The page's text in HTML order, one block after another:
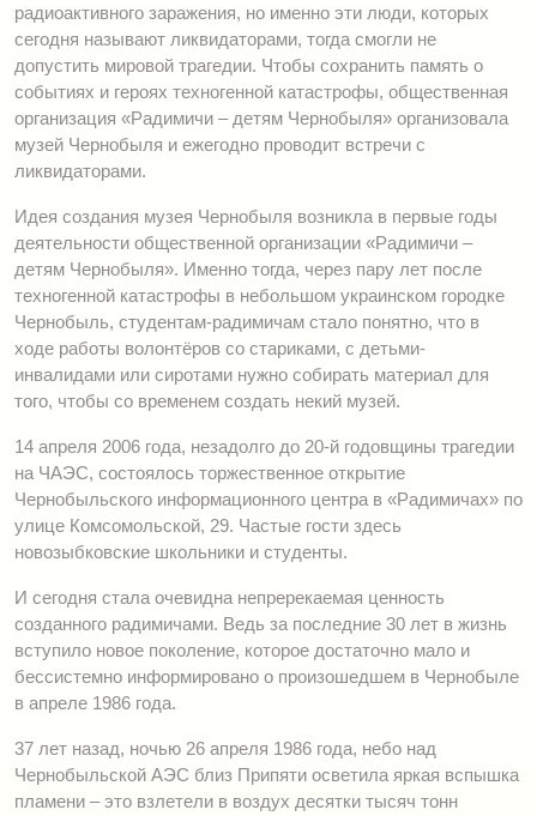
радиоактивного заражения, но именно эти люди, которых
сегодня называют ликвидаторами, тогда смогли не
допустить мировой трагедии. Чтобы сохранить память о
событиях и героях техногенной катастрофы, общественная
организация «Радимичи – детям Чернобыля» организовала
музей Чернобыля и ежегодно проводит встречи с
ликвидаторами.
Идея создания музея Чернобыля возникла в первые годы
деятельности общественной организации «Радимичи –
детям Чернобыля». Именно тогда, через пару лет после
техногенной катастрофы в небольшом украинском городке
Чернобыль, студентам-радимичам стало понятно, что в
ходе работы волонтёров со стариками, с детьми-
инвалидами или сиротами нужно собирать материал для
того, чтобы со временем создать некий музей.
14 апреля 2006 года, незадолго до 20-й годовщины трагедии
на ЧАЭС, состоялось торжественное открытие
Чернобыльского информационного центра в «Радимичах» по
улице Комсомольской, 29. Частые гости здесь
новозыбковские школьники и студенты.
И сегодня стала очевидна непререкаемая ценность
созданного радимичами. Ведь за последние 30 лет в жизнь
вступило новое поколение, которое достаточно мало и
бессистемно информировано о произошедшем в Чернобыле
в апреле 1986 года.
37 лет назад, ночью 26 апреля 1986 года, небо над
Чернобыльской АЭС близ Припяти осветила яркая вспышка
пламени – это взлетели в воздух десятки тысяч тонн